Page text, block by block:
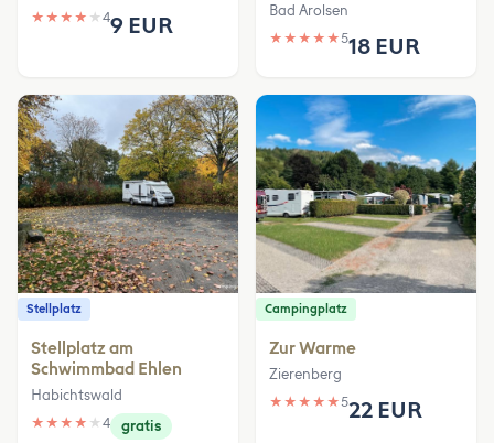
★ ★ ★ ★ ★ 49 EUR
Bad Arolsen
★ ★ ★ ★ ★518 EUR
Stellplatz
Stellplatz am
Schwimmbad Ehlen
Habichtswald
★ ★ ★ ★ ★ 4 gratis
Campingplatz
Zur Warme
Zierenberg
★ ★ ★ ★ ★522 EUR